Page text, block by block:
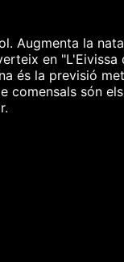
Augmenta la
en "L'Eivissa
és la previsió
són